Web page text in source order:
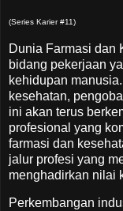
(Series Karier #11)
Dunia Farmasi dan
bidang pekerjaan
kehidupan
kesehatan,
ini akan terus
profesional yang
farmasi dan
jalur profesi yang
menghadirkan nilai
Perkembangan